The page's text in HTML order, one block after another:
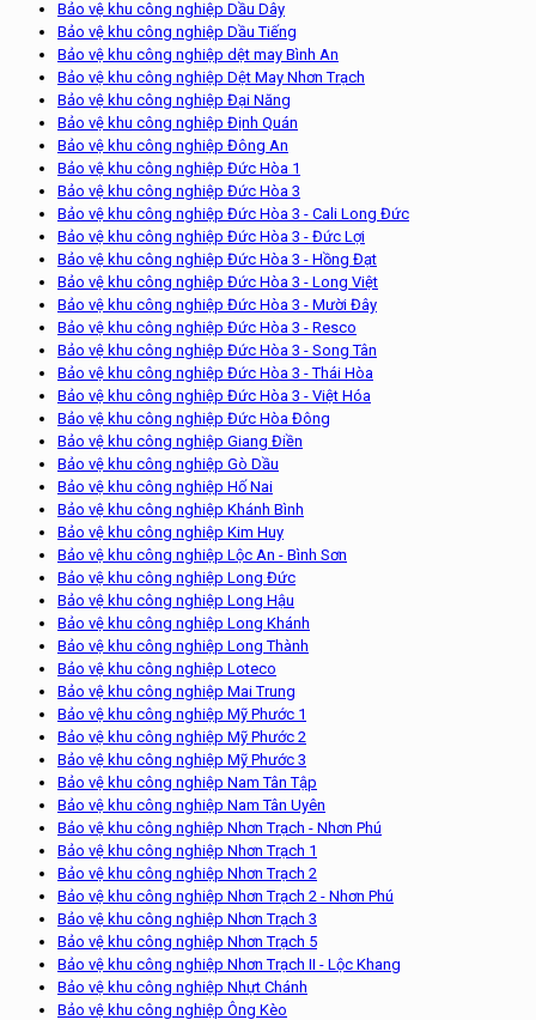
Bảo vệ khu công nghiệp Dầu Dây
Bảo vệ khu công nghiệp Dầu Tiếng
Bảo vệ khu công nghiệp dệt may Bình An
Bảo vệ khu công nghiệp Dệt May Nhơn Trạch
Bảo vệ khu công nghiệp Đại Năng
Bảo vệ khu công nghiệp Định Quán
Bảo vệ khu công nghiệp Đông An
Bảo vệ khu công nghiệp Đức Hòa 1
Bảo vệ khu công nghiệp Đức Hòa 3
Bảo vệ khu công nghiệp Đức Hòa 3 - Cali Long Đức
Bảo vệ khu công nghiệp Đức Hòa 3 - Đức Lợi
Bảo vệ khu công nghiệp Đức Hòa 3 - Hồng Đạt
Bảo vệ khu công nghiệp Đức Hòa 3 - Long Việt
Bảo vệ khu công nghiệp Đức Hòa 3 - Mười Đây
Bảo vệ khu công nghiệp Đức Hòa 3 - Resco
Bảo vệ khu công nghiệp Đức Hòa 3 - Song Tân
Bảo vệ khu công nghiệp Đức Hòa 3 - Thái Hòa
Bảo vệ khu công nghiệp Đức Hòa 3 - Việt Hóa
Bảo vệ khu công nghiệp Đức Hòa Đông
Bảo vệ khu công nghiệp Giang Điền
Bảo vệ khu công nghiệp Gò Dầu
Bảo vệ khu công nghiệp Hố Nai
Bảo vệ khu công nghiệp Khánh Bình
Bảo vệ khu công nghiệp Kim Huy
Bảo vệ khu công nghiệp Lộc An - Bình Sơn
Bảo vệ khu công nghiệp Long Đức
Bảo vệ khu công nghiệp Long Hậu
Bảo vệ khu công nghiệp Long Khánh
Bảo vệ khu công nghiệp Long Thành
Bảo vệ khu công nghiệp Loteco
Bảo vệ khu công nghiệp Mai Trung
Bảo vệ khu công nghiệp Mỹ Phước 1
Bảo vệ khu công nghiệp Mỹ Phước 2
Bảo vệ khu công nghiệp Mỹ Phước 3
Bảo vệ khu công nghiệp Nam Tân Tập
Bảo vệ khu công nghiệp Nam Tân Uyên
Bảo vệ khu công nghiệp Nhơn Trạch - Nhơn Phú
Bảo vệ khu công nghiệp Nhơn Trạch 1
Bảo vệ khu công nghiệp Nhơn Trạch 2
Bảo vệ khu công nghiệp Nhơn Trạch 2 - Nhơn Phú
Bảo vệ khu công nghiệp Nhơn Trạch 3
Bảo vệ khu công nghiệp Nhơn Trạch 5
Bảo vệ khu công nghiệp Nhơn Trạch II - Lộc Khang
Bảo vệ khu công nghiệp Nhựt Chánh
Bảo vệ khu công nghiệp Ông Kèo